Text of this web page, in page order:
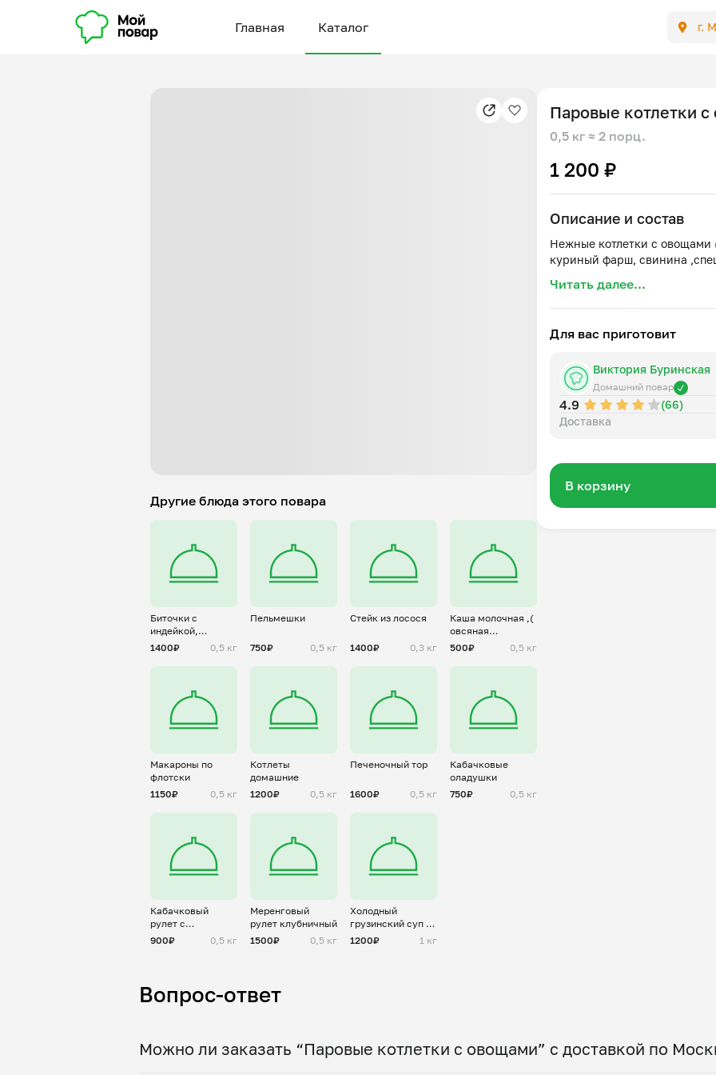
Главная Каталог г.
Другие блюда этого повара
Биточки с
индейкой,
морковью,лук,
1400₽ 0,5 кг
Пельмешки
750₽ 0,5 кг
Стейк из лосося
1400₽ 0,3 кг
Каша молочная ,(
овсяная
,пшеничная)
500₽ 0,5 кг
Макароны по
флотски
1150₽
0,5 кг
Котлеты
домашние
1200₽
0,5 кг
Печеночный тор
1600₽ 0,5 кг
Кабачковые
оладушки
750₽
0,5 кг
Кабачковый
рулет с
творожным
900₽ 0,5 кг
Меренговый
рулет клубничный
1500₽
0,5 кг
Холодный
грузинский суп с
баклажанами
1200₽ 1 кг
Паровые котлетки
0,5 кг ≈ 2 порц.
1 200 ₽
Описание и состав
Нежные котлетки с овощами
Читать далее...
Для вас приготовит
Виктория Буринская
Домашний повар
4.9
(66)
Доставка
В корзину
Вопрос-ответ
Можно ли заказать “Паровые котлетки с овощами” с доставкой по